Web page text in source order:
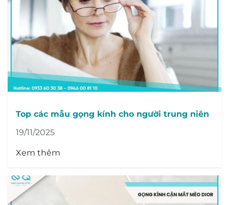
Top các mẫu gọng kính cho người trung niên
19/11/2025
Xem thêm